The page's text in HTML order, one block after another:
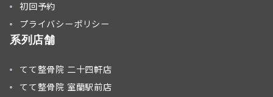
初回予約
プライバシーポリシー
系列店舗
てて整骨院 二十四軒店
てて整骨院 室蘭駅前店